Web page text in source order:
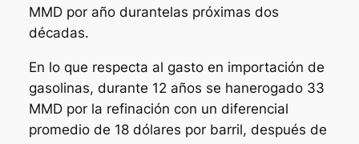
MMD por año durantelas próximas dos
décadas.
En lo que respecta al gasto en importación de
gasolinas, durante 12 años se hanerogado 33
MMD por la refinación con un diferencial
promedio de 18 dólares por barril, después de